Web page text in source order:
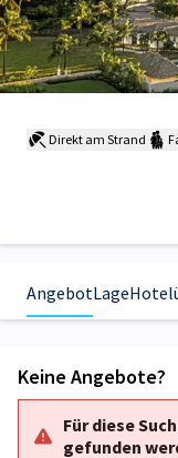
Direkt am Strand
AngebotLage
Keine Angebote?
Für diese
gefunden